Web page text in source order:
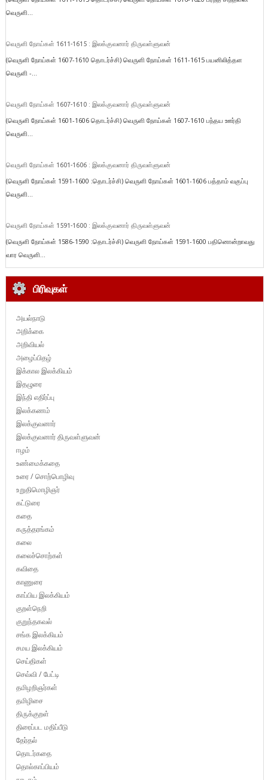
வெருளி...
வெருளி நோய்கள் 1611-1615 : இலக்குவனார் திருவள்ளுவன்
(வெருளி நோய்கள் 1607-1610 தொடர்ச்சி) வெருளி நோய்கள் 1611-1615 பயனிலித்தள
வெருளி -...
வெருளி நோய்கள் 1607-1610 : இலக்குவனார் திருவள்ளுவன்
(வெருளி நோய்கள் 1601-1606 தொடர்ச்சி) வெருளி நோய்கள் 1607-1610 பந்தய ஊர்தி
வெருளி...
வெருளி நோய்கள் 1601-1606 : இலக்குவனார் திருவள்ளுவன்
(வெருளி நோய்கள் 1591-1600 :தொடர்ச்சி) வெருளி நோய்கள் 1601-1606 பத்தாம் வகுப்பு
வெருளி...
வெருளி நோய்கள் 1591-1600 : இலக்குவனார் திருவள்ளுவன்
(வெருளி நோய்கள் 1586-1590 :தொடர்ச்சி) வெருளி நோய்கள் 1591-1600 பதினொன்றாவது
வார வெருளி...
பிரிவுகள்
அயல்நாடு
அறிக்கை
அறிவியல்
அழைப்பிதழ்
இக்கால இலக்கியம்
இதழுரை
இந்தி எதிர்ப்பு
இலக்கணம்
இலக்குவனார்
இலக்குவனார் திருவள்ளுவன்
ஈழம்
உண்மைக்கதை
உரை / சொற்பொழிவு
உறுதிமொழிஞர்
கட்டுரை
கதை
கருத்தரங்கம்
கலை
கலைச்சொற்கள்
கவிதை
காணுரை
காப்பிய இலக்கியம்
குறள்நெறி
குறுந்தகவல்
சங்க இலக்கியம்
சமய இலக்கியம்
செய்திகள்
செவ்வி / பேட்டி
தமிழறிஞர்கள்
தமிழிசை
திருக்குறள்
திரைப்பட மதிப்பீடு
தேர்தல்
தொடர்கதை
தொல்காப்பியம்